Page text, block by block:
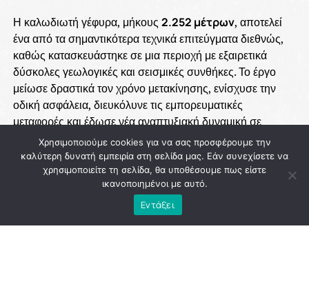
Η καλωδιωτή γέφυρα, μήκους 2.252 μέτρων, αποτελεί
ένα από τα σημαντικότερα τεχνικά επιτεύγματα διεθνώς,
καθώς κατασκευάστηκε σε μια περιοχή με εξαιρετικά
δύσκολες γεωλογικές και σεισμικές συνθήκες. Το έργο
μείωσε δραστικά τον χρόνο μετακίνησης, ενίσχυσε την
οδική ασφάλεια, διευκόλυνε τις εμπορευματικές
μεταφορές και έδωσε νέα αναπτυξιακή δυναμική σε
ολόκληρη τη Δυτική Ελλάδα.
Η ολοκλήρωση της γέφυρας συνδέθηκε με τη στρατηγική
των κυβερνήσεων τουΠΑΣΟΚγια την υλοποίηση
μεγάλων δημόσιων έργων που αναβάθμισαν τις
υποδομές της χώρας και δημιούργησαν τις προϋποθέσεις
Χρησιμοποιούμε cookies για να σας προσφέρουμε την
καλύτερη δυνατή εμπειρία στη σελίδα μας. Εάν συνεχίσετε να
χρησιμοποιείτε τη σελίδα, θα υποθέσουμε πως είστε
ικανοποιημένοι με αυτό.
Εντάξει